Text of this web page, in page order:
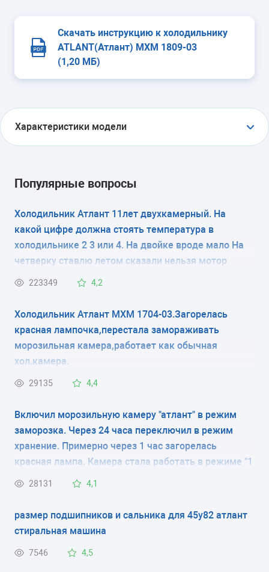
Скачать инструкцию к холодильнику
ATLANT(Атлант) МХМ 1809-03
(1,20 МБ)
Характеристики модели
холодильник с морозильником
электромеханическое
КОЛИЧЕСТВО КАМЕР
2
РАЗМЕРЫ (ШXГXВ)
60x63x176 см
КОЛИЧЕСТВО КОМПРЕССОРОВ
1
РАЗМОРАЖИВАНИЕ МОРОЗИЛЬНОЙ КАМЕРЫ
ручное
РАЗМОРАЖИВАНИЕ ХОЛОДИЛЬНОЙ КАМЕРЫ
капельная система
ЭНЕРГОПОТРЕБЛЕНИЕ
Популярные вопросы
Холодильник Атлант 11лет двухкамерный. На
какой цифре должна стоять температура в
холодильнике 2 3 или 4. На двойке вроде мало На
четверку ставлю летом сказали нельзя мотор
испортится
223349 4,2
Холодильник Атлант МХМ 1704-03.Загорелась
красная лампочка,перестала замораживать
морозильная камера,работает как обычная
хол.камера.
29135 4,4
Включил морозильную камеру "атлант" в режим
заморозка. Через 24 часа переключил в режим
хранение. Примерно через 1 час загорелась
красная лампа. Камера стала работать в режиме "1
минуту работает, 5 минут нет" и так постоянно, при
28131 4,1
размер подшипников и сальника для 45у82 атлант
стиральная машина
7546 4,5